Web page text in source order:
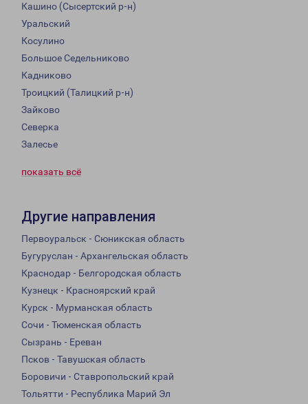
Кашино (Сысертский р-н)
Уральский
Косулино
Большое Седельниково
Кадниково
Троицкий (Талицкий р-н)
Зайково
Северка
Залесье
показать всё
Другие направления
Первоуральск - Сюникская область
Бугуруслан - Архангельская область
Краснодар - Белгородская область
Кузнецк - Красноярский край
Курск - Мурманская область
Сочи - Тюменская область
Сызрань - Ереван
Псков - Тавушская область
Боровичи - Ставропольский край
Тольятти - Республика Марий Эл